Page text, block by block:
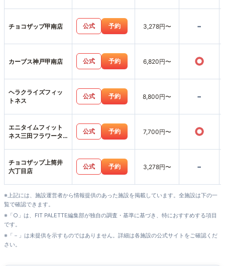
チョコザップ甲南店 公式 予約 3,278円〜 -
カーブス神戸甲南店 公式 予約 6,820円〜 ○
ヘラクライズフィッ
トネス
公式 予約 8,800円〜 -
エニタイムフィット
ネス三田フラワータ
公式 予約 7,700円〜 ○
チョコザップ上筒井
六丁目店
公式 予約 3,278円〜 -
※上記には、施設運営者から情報提供のあった施設を掲載しています。全施設は下の一
覧で確認できます。
※「○」は、FIT PALETTE編集部が独自の調査・基準に基づき、特におすすめする項目
です。
※「－」は未提供を示すものではありません。詳細は各施設の公式サイトをご確認くだ
さい。